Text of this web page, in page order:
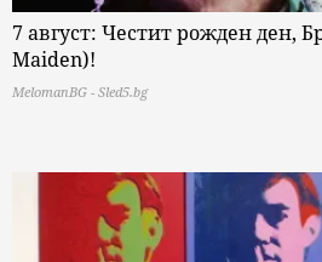
7 август: Честит рожден ден,
Maiden)!
MelomanBG - Sled5.bg